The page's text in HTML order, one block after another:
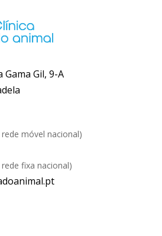
Gama Gil, 9-A
móvel nacional)
fixa nacional)